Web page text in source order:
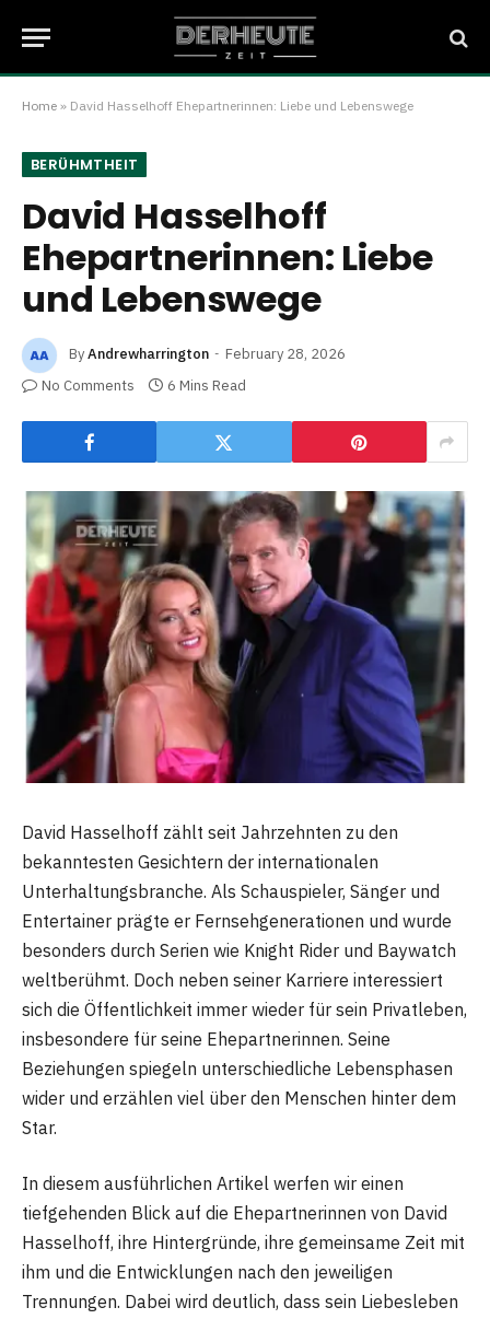
Home » David Hasselhoff Ehepartnerinnen: Liebe und Lebenswege
BERÜHMTHEIT
David Hasselhoff
Ehepartnerinnen: Liebe
und Lebenswege
ByAndrewharrington
February 28, 2026
No Comments
6 Mins Read
David Hasselhoff zählt seit Jahrzehnten zu den
bekanntesten Gesichtern der internationalen
Unterhaltungsbranche. Als Schauspieler, Sänger und
Entertainer prägte er Fernsehgenerationen und wurde
besonders durch Serien wie Knight Rider und Baywatch
weltberühmt. Doch neben seiner Karriere interessiert
sich die Öffentlichkeit immer wieder für sein Privatleben,
insbesondere für seine Ehepartnerinnen. Seine
Beziehungen spiegeln unterschiedliche Lebensphasen
wider und erzählen viel über den Menschen hinter dem
Star.
In diesem ausführlichen Artikel werfen wir einen
tiefgehenden Blick auf die Ehepartnerinnen von David
Hasselhoff, ihre Hintergründe, ihre gemeinsame Zeit mit
ihm und die Entwicklungen nach den jeweiligen
Trennungen. Dabei wird deutlich, dass sein Liebesleben